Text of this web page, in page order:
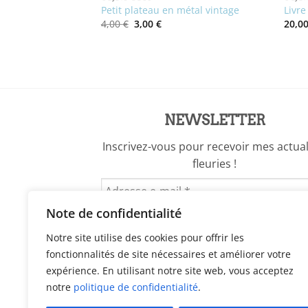
Note de confidentialité
Notre site utilise des cookies pour offrir les
fonctionnalités de site nécessaires et améliorer votre
expérience. En utilisant notre site web, vous acceptez
notre politique de confidentialité.
Petit plateau en métal vintage
4,00€ Le
prix
3,00€Le
NEWSLETTER
Inscrivez-vous pour recevoir mes
fleuries !